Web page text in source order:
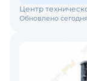
Обновлено сегодня
Центр